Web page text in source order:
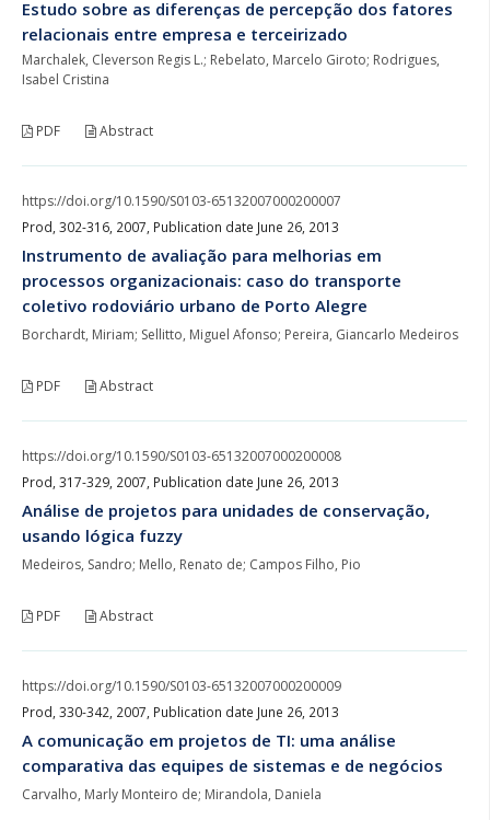
Estudo sobre as diferenças de percepção dos fatores
relacionais entre empresa e terceirizado
Marchalek, Cleverson Regis L.; Rebelato, Marcelo Giroto; Rodrigues,
Isabel Cristina
PDF Abstract
https://doi.org/10.1590/S0103-65132007000200007
Prod, 302-316, 2007, Publication date June 26, 2013
Instrumento de avaliação para melhorias em
processos organizacionais: caso do transporte
coletivo rodoviário urbano de Porto Alegre
Borchardt, Miriam; Sellitto, Miguel Afonso; Pereira, Giancarlo Medeiros
PDF Abstract
https://doi.org/10.1590/S0103-65132007000200008
Prod, 317-329, 2007, Publication date June 26, 2013
Análise de projetos para unidades de conservação,
usando lógica fuzzy
Medeiros, Sandro; Mello, Renato de; Campos Filho, Pio
PDF Abstract
https://doi.org/10.1590/S0103-65132007000200009
Prod, 330-342, 2007, Publication date June 26, 2013
A comunicação em projetos de TI: uma análise
comparativa das equipes de sistemas e de negócios
Carvalho, Marly Monteiro de; Mirandola, Daniela